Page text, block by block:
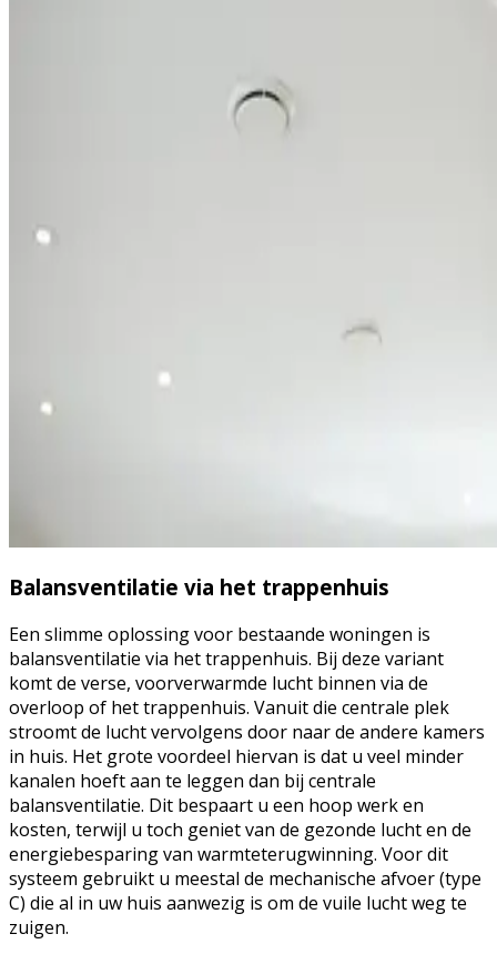
Balansventilatie via het trappenhuis
Een slimme oplossing voor bestaande woningen is
balansventilatie via het trappenhuis. Bij deze variant
komt de verse, voorverwarmde lucht binnen via de
overloop of het trappenhuis. Vanuit die centrale plek
stroomt de lucht vervolgens door naar de andere kamers
in huis. Het grote voordeel hiervan is dat u veel minder
kanalen hoeft aan te leggen dan bij centrale
balansventilatie. Dit bespaart u een hoop werk en
kosten, terwijl u toch geniet van de gezonde lucht en de
energiebesparing van warmteterugwinning. Voor dit
systeem gebruikt u meestal de mechanische afvoer (type
C) die al in uw huis aanwezig is om de vuile lucht weg te
zuigen.